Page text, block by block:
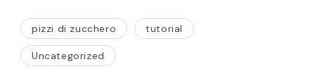
pizzi di zucchero tutorial
Uncategorized